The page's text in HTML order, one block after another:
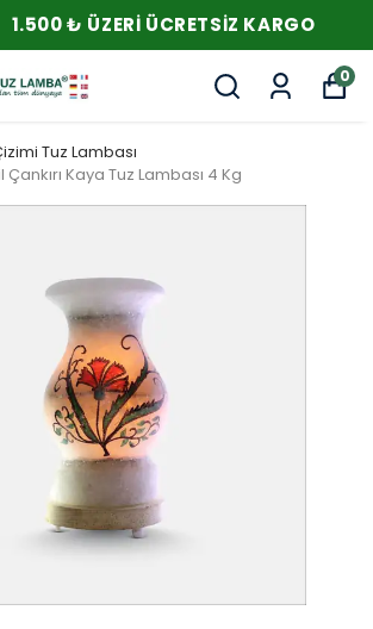
₺ ÜZERI ÜCRETSIZ KARGO
0
Tuz Lambası
Çankırı Kaya Tuz Lambası 4 Kg